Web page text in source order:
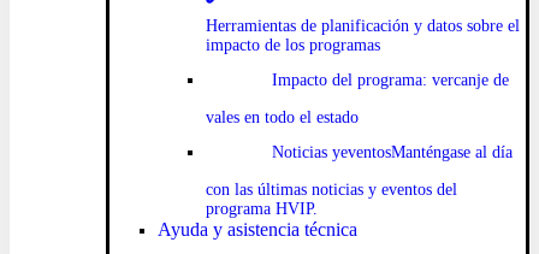
Herramientas de planificación y datos sobre el
impacto de los programas
Impacto del programa: vercanje de
vales en todo el estado
Noticias yeventosManténgase al día
con las últimas noticias y eventos del
programa HVIP.
Ayuda y asistencia técnica